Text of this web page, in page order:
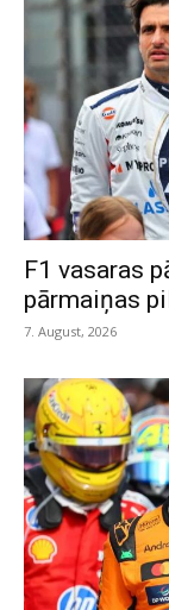
F1 vasaras
pārmaiņas
7. August, 2026